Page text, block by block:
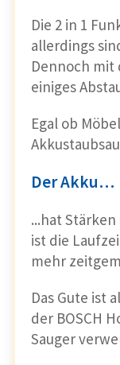
Die 2 in 1
allerdings
Dennoch mit
einiges
Egal ob
Der Akku…
...hat
ist die
mehr
Das Gute ist
der BOSCH
Sauger